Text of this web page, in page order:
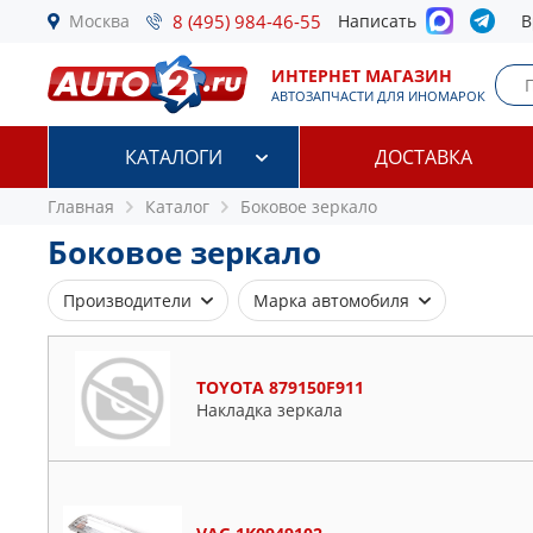
Москва 8 (495) 984-46-55 Написать
ИНТЕРНЕТ МАГАЗИН
АВТОЗАПЧАСТИ ДЛЯ ИНОМАРОК
КАТАЛОГИ ДОСТАВКА
Главная Каталог Боковое зеркало
Боковое зеркало
Производители
ALKAR
API
ASPARTS
BLIC
Марка автомобиля
Alfa Romeo
Audi
BMW
TOYOTA 879150F911
Накладка зеркала